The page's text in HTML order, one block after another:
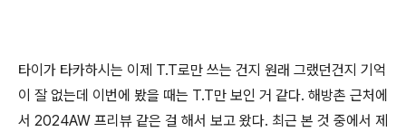
타이가 타카하시는 이제 T.T로만 쓰는 건지 원래 그랬던건지 기억
이 잘 없는데 이번에 봤을 때는 T.T만 보인 거 같다. 해방촌 근처에
서 2024AW 프리뷰 같은 걸 해서 보고 왔다. 최근 본 것 중에서 제